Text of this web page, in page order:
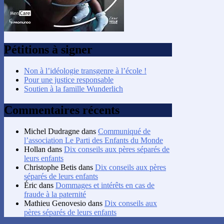
Pétitions à signer
Non à l’idéologie transgenre à l’école !
Pour une justice responsable
Soutien à la famille Wunderlich
Commentaires récents
Michel Dudragne dans Communiqué de
l’association Le Parti des Enfants du Monde
Hollan dans Dix conseils aux pères séparés de
leurs enfants
Christophe Betis dans Dix conseils aux pères
séparés de leurs enfants
Éric dans Dommages et intérêts en cas de
fraude à la paternité
Mathieu Genovesio dans Dix conseils aux
pères séparés de leurs enfants